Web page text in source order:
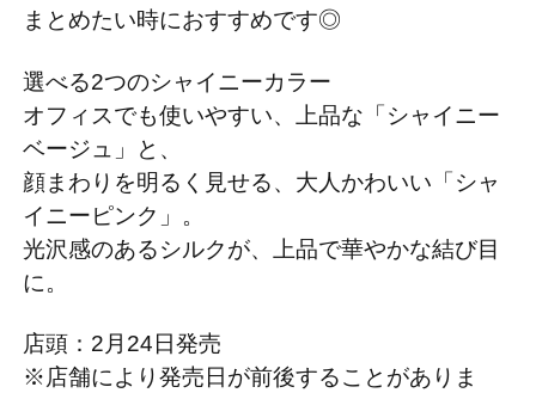
まとめたい時におすすめです◎
選べる2つのシャイニーカラー
オフィスでも使いやすい、上品な「シャイニー
ベージュ」と、
顔まわりを明るく見せる、大人かわいい「シャ
イニーピンク」。
光沢感のあるシルクが、上品で華やかな結び目
に。
店頭：2月24日発売
※店舗により発売日が前後することがありま